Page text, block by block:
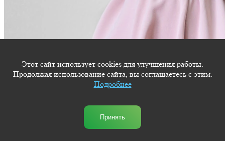
Этот сайт использует cookies для улучшения работы.
Продолжая использование сайта, вы соглашаетесь с этим.
Подробнее
Принять